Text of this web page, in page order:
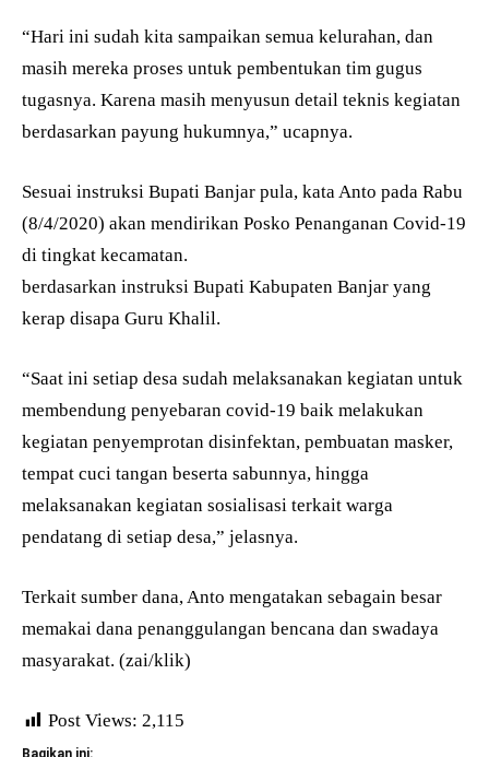
“Hari ini sudah kita sampaikan semua kelurahan, dan
masih mereka proses untuk pembentukan tim gugus
tugasnya. Karena masih menyusun detail teknis kegiatan
berdasarkan payung hukumnya,” ucapnya.
Sesuai instruksi Bupati Banjar pula, kata Anto pada Rabu
(8/4/2020) akan mendirikan Posko Penanganan Covid-19
di tingkat kecamatan.
berdasarkan instruksi Bupati Kabupaten Banjar yang
kerap disapa Guru Khalil.
“Saat ini setiap desa sudah melaksanakan kegiatan untuk
membendung penyebaran covid-19 baik melakukan
kegiatan penyemprotan disinfektan, pembuatan masker,
tempat cuci tangan beserta sabunnya, hingga
melaksanakan kegiatan sosialisasi terkait warga
pendatang di setiap desa,” jelasnya.
Terkait sumber dana, Anto mengatakan sebagain besar
memakai dana penanggulangan bencana dan swadaya
masyarakat. (zai/klik)
Post Views: 2,115
Bagikan ini: